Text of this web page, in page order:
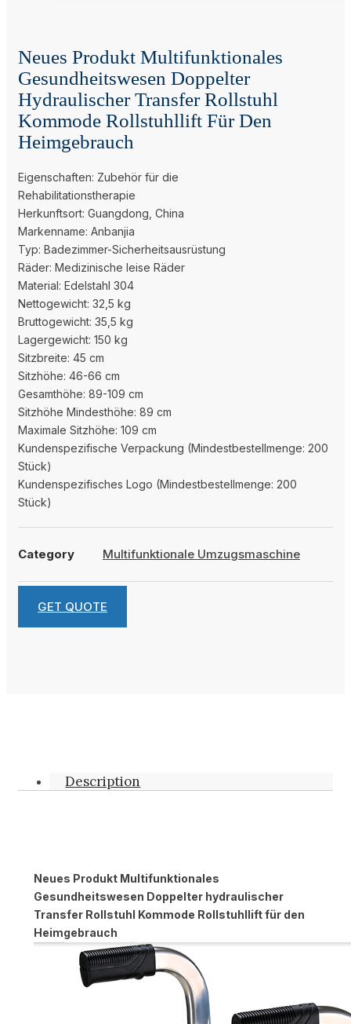
Neues Produkt Multifunktionales
Gesundheitswesen Doppelter
Hydraulischer Transfer Rollstuhl
Kommode Rollstuhllift Für Den
Heimgebrauch
Eigenschaften: Zubehör für die
Rehabilitationstherapie
Herkunftsort: Guangdong, China
Markenname: Anbanjia
Typ: Badezimmer-Sicherheitsausrüstung
Räder: Medizinische leise Räder
Material: Edelstahl 304
Nettogewicht: 32,5 kg
Bruttogewicht: 35,5 kg
Lagergewicht: 150 kg
Sitzbreite: 45 cm
Sitzhöhe: 46-66 cm
Gesamthöhe: 89-109 cm
Sitzhöhe Mindesthöhe: 89 cm
Maximale Sitzhöhe: 109 cm
Kundenspezifische Verpackung (Mindestbestellmenge: 200
Stück)
Kundenspezifisches Logo (Mindestbestellmenge: 200
Stück)
Category Multifunktionale Umzugsmaschine
GET QUOTE
Description
Neues Produkt Multifunktionales
Gesundheitswesen Doppelter hydraulischer
Transfer Rollstuhl Kommode Rollstuhllift für den
Heimgebrauch